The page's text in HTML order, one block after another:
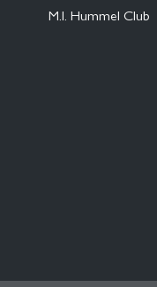
M.I. Hummel Club